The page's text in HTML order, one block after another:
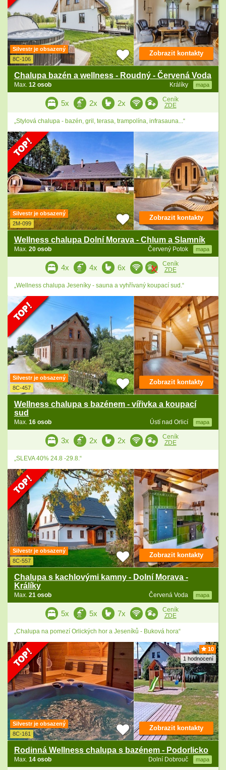
Silvestr je obsazený
8C-106
Chalupa bazén a wellness - Roudný - Červená Voda
Králíky mapa
Max. 12 osob
Zobrazit kontakty
5x 2x 2x
Ceník
ZDE
„Stylová chalupa - bazén, gril, terasa, trampolína, infrasauna...“
Silvestr je obsazený
2M-099
Wellness chalupa Dolní Morava - Chlum a Slamník
Červený Potok mapa
Max. 20 osob
Zobrazit kontakty
4x 4x 6x
Ceník
ZDE
„Wellness chalupa Jeseníky - sauna a vyhřívaný koupací sud.“
Silvestr je obsazený
8C-457
Wellness chalupa s bazénem - vířivka a koupací
sud
Ústí nad Orlicí mapa
Max. 16 osob
Zobrazit kontakty
3x 2x 2x
Ceník
ZDE
„SLEVA 40% 24.8 -29.8.“
Silvestr je obsazený
8C-557
Chalupa s kachlovými kamny - Dolní Morava -
Králíky
Červená Voda mapa
Max. 21 osob
Zobrazit kontakty
5x 5x 7x
Ceník
ZDE
„Chalupa na pomezí Orlických hor a Jeseníků - Buková hora“
10
1 hodnocení
Silvestr je obsazený
8C-161
Rodinná Wellness chalupa s bazénem - Podorlicko
Dolní Dobrouč mapa
Max. 14 osob
Zobrazit kontakty